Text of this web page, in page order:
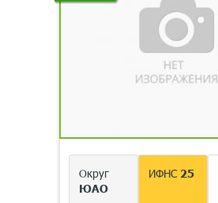
Округ
ЮАО
ИФНС 25